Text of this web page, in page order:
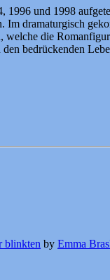
und 1998
Im dramaturgisch
die
bedrückenden
blinkten by Emma